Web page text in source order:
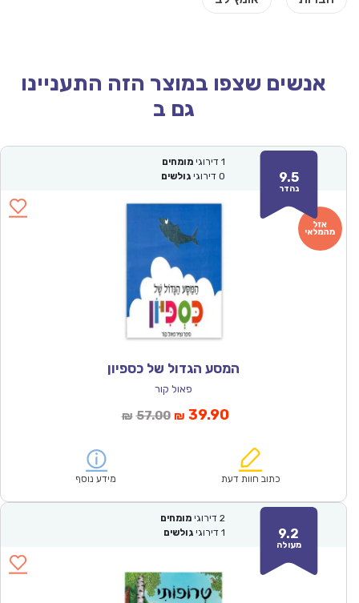
אנשים שצפו במוצר הזה התעניינו
גם ב
9.5
נהדר
1 דירוגי מומחים
0 דירוגי גולשים
המסע הגדול של כספיון
פאול קור
₪ 57.00המחיר
₪57.00.
₪ 39.90המחיר
הוא:
כתוב חוות דעת מידע נוסף
9.2
מעולה
2 דירוגי מומחים
1 דירוגי גולשים